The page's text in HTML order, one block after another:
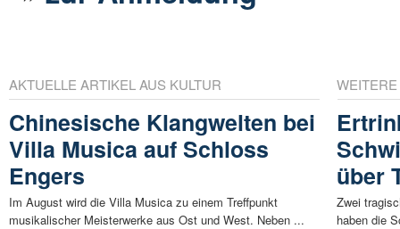
AKTUELLE ARTIKEL AUS KULTUR
Chinesische Klangwelten bei
Villa Musica auf Schloss
Engers
Im August wird die Villa Musica zu einem Treffpunkt
musikalischer Meisterwerke aus Ost und West. Neben ...
über
Zwei
haben die